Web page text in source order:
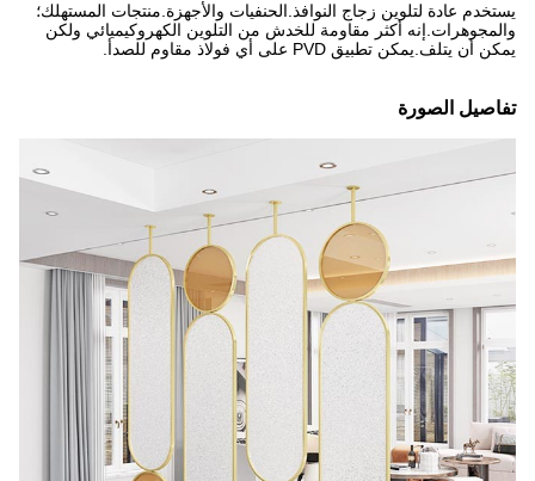
يستخدم عادة لتلوين زجاج النوافذ.الحنفيات والأجهزة.منتجات المستهلك؛
والمجوهرات.إنه أكثر مقاومة للخدش من التلوين الكهروكيميائي ولكن
يمكن أن يتلف.يمكن تطبيق PVD على أي فولاذ مقاوم للصدأ.
تفاصيل الصورة